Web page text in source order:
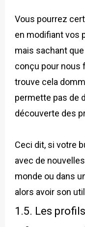
Vous pourrez
en modifiant vos
mais sachant
conçu pour nous
trouve cela
permette pas de
découverte des
Ceci dit, si votre
avec de
monde ou dans
alors avoir son
1.5. Les